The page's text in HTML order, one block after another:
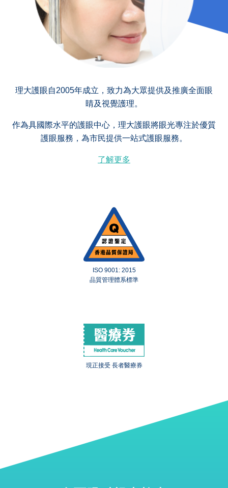
理大護眼自2005年成立，致力為大眾提供及推廣全面眼
睛及視覺護理。
作為具國際水平的護眼中心，理大護眼將眼光專注於優質
護眼服務，為市民提供一站式護眼服務。
了解更多
ISO 9001: 2015
品質管理體系標準
現正接受 長者醫療券